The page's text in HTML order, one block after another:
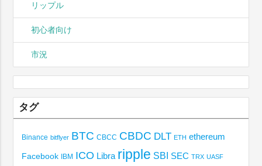
リップル
初心者向け
市況
タグ
Binance bitflyer BTC CBCC CBDC DLT ETH ethereum
Facebook IBM ICO Libra ripple SBI SEC TRX UASF